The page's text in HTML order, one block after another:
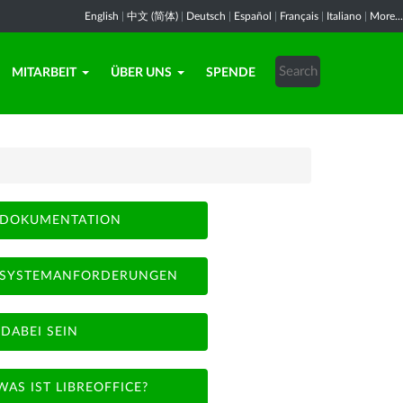
English 中文 (简体) Deutsch Español Français Italiano More...
MITARBEIT ÜBER UNS SPENDE
DOKUMENTATION
SYSTEMANFORDERUNGEN
DABEI SEIN
IST LIBREOFFICE?